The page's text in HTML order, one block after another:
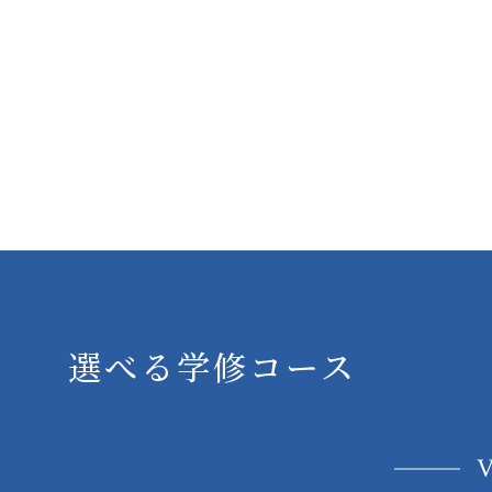
選べる学修コース